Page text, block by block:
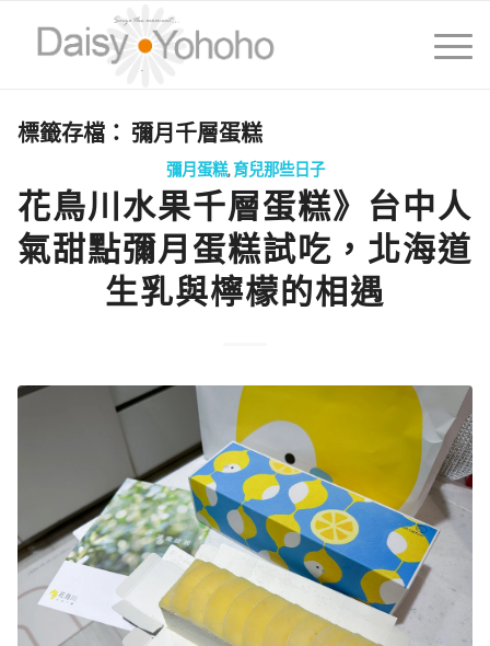
標籤存檔： 彌月千層蛋糕
彌月蛋糕,育兒那些日子
花鳥川水果千層蛋糕》台中人
氣甜點彌月蛋糕試吃，北海道
生乳與檸檬的相遇